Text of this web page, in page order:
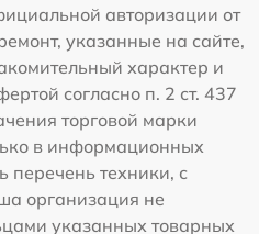
авторизации от
указанные на сайте,
характер и
согласно п. 2 ст. 437
торговой марки
в информационных
перечень техники, с
организация не
указанных товарных